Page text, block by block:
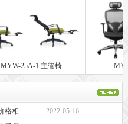
MYW-25A-1 主管椅
2022-05-16